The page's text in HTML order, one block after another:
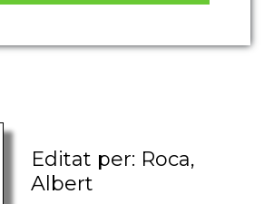
Editat per: Roca,
Albert